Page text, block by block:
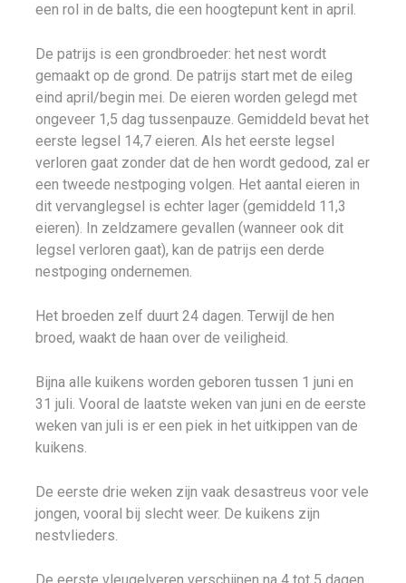
een rol in de balts, die een hoogtepunt kent in april.
De patrijs is een grondbroeder: het nest wordt
gemaakt op de grond. De patrijs start met de eileg
eind april/begin mei. De eieren worden gelegd met
ongeveer 1,5 dag tussenpauze. Gemiddeld bevat het
eerste legsel 14,7 eieren. Als het eerste legsel
verloren gaat zonder dat de hen wordt gedood, zal er
een tweede nestpoging volgen. Het aantal eieren in
dit vervanglegsel is echter lager (gemiddeld 11,3
eieren). In zeldzamere gevallen (wanneer ook dit
legsel verloren gaat), kan de patrijs een derde
nestpoging ondernemen.
Het broeden zelf duurt 24 dagen. Terwijl de hen
broed, waakt de haan over de veiligheid.
Bijna alle kuikens worden geboren tussen 1 juni en
31 juli. Vooral de laatste weken van juni en de eerste
weken van juli is er een piek in het uitkippen van de
kuikens.
De eerste drie weken zijn vaak desastreus voor vele
jongen, vooral bij slecht weer. De kuikens zijn
nestvlieders.